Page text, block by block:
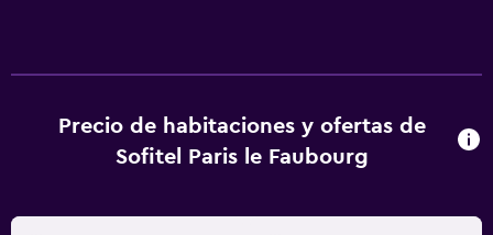
Precio de habitaciones y ofertas de
Sofitel Paris le Faubourg